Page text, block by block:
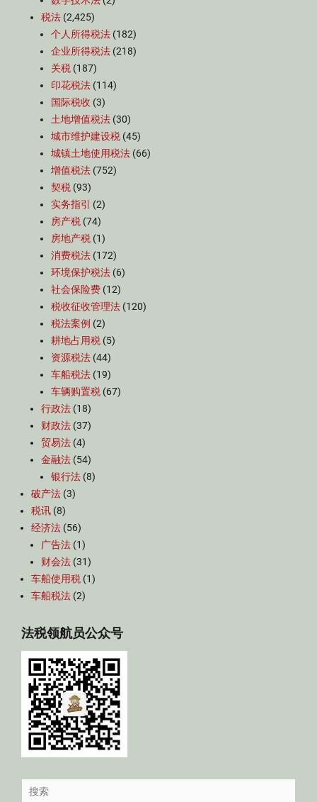
税法 (2,425)
个人所得税法 (182)
企业所得税法 (218)
关税 (187)
印花税法 (114)
国际税收 (3)
土地增值税法 (30)
城市维护建设税 (45)
城镇土地使用税法 (66)
增值税法 (752)
契税 (93)
实务指引
(2)
房产税 (74)
房地产税 (1)
消费税法 (172)
环境保护税法 (6)
社会保险费 (12)
税收征收管理法 (120)
税法案例 (2)
耕地占用税 (5)
资源税法 (44)
车船税法 (19)
车辆购置税 (67)
行政法 (18)
财政法 (37)
贸易法 (4)
金融法 (54)
银行法 (8)
破产法 (3)
税讯 (8)
经济法 (56)
广告法 (1)
财会法 (31)
车船使用税 (1)
车船税法 (2)
法税领航员公众号
Search